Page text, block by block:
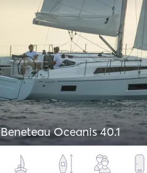
Beneteau Oceanis 40.1